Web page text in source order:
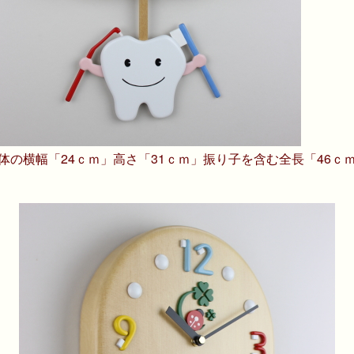
の横幅「24ｃｍ」高さ「31ｃｍ」振り子を含む全長「46ｃ